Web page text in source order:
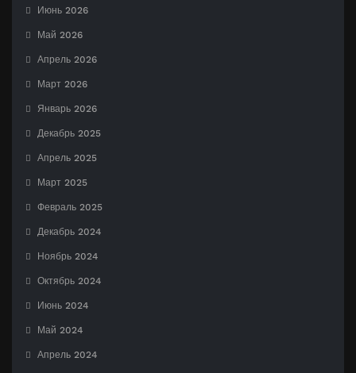
Июнь 2026
Май 2026
Апрель 2026
Март 2026
Январь 2026
Декабрь 2025
Апрель 2025
Март 2025
Февраль 2025
Декабрь 2024
Ноябрь 2024
Октябрь 2024
Июнь 2024
Май 2024
Апрель 2024